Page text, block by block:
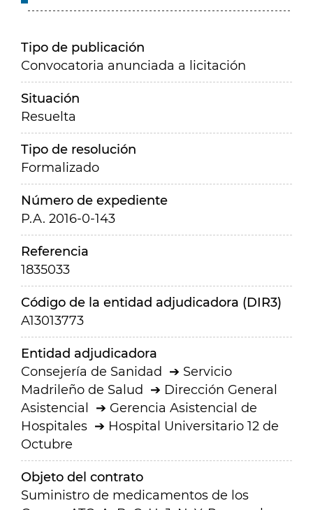
Tipo de publicación
Convocatoria anunciada a licitación
Situación
Resuelta
Tipo de resolución
Formalizado
Número de expediente
P.A. 2016-0-143
Referencia
1835033
Código de la entidad adjudicadora (DIR3)
A13013773
Entidad adjudicadora
Consejería de Sanidad
Servicio
Madrileño de Salud
Dirección General
Asistencial
Gerencia Asistencial de
Hospitales
Hospital Universitario 12 de
Octubre
Objeto del contrato
Suministro de medicamentos de los